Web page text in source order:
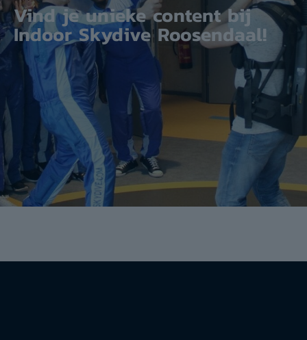
Vind je unieke content bij
Indoor Skydive Roosendaal!